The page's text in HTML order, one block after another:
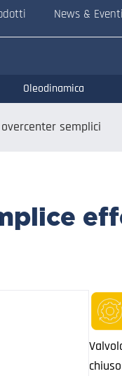
News & Eventi
Oleodinamica
semplici